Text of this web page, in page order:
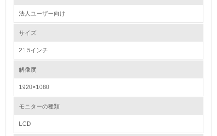
法人ユーザー向け
サイズ
21.5インチ
解像度
1920×1080
モニターの種類
LCD